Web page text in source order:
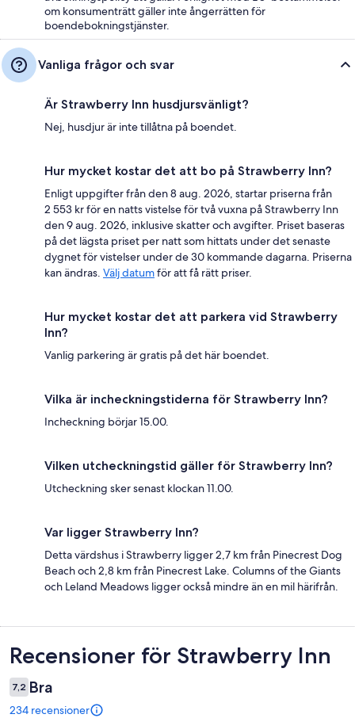
om konsumenträtt gäller inte ångerrätten för
boendebokningstjänster.
Vanliga frågor och svar
Är Strawberry Inn husdjursvänligt?
Nej, husdjur är inte tillåtna på boendet.
Hur mycket kostar det att bo på Strawberry Inn?
Enligt uppgifter från den 8 aug. 2026, startar priserna från
2 553 kr för en natts vistelse för två vuxna på Strawberry Inn
den 9 aug. 2026, inklusive skatter och avgifter. Priset baseras
på det lägsta priset per natt som hittats under det senaste
dygnet för vistelser under de 30 kommande dagarna. Priserna
kan ändras. Välj datumför att få rätt priser.
Hur mycket kostar det att parkera vid Strawberry
Inn?
Vanlig parkering är gratis på det här boendet.
Vilka är incheckningstiderna för Strawberry Inn?
Incheckning börjar 15.00.
Vilken utcheckningstid gäller för Strawberry Inn?
Utcheckning sker senast klockan 11.00.
Var ligger Strawberry Inn?
Detta värdshus i Strawberry ligger 2,7 km från Pinecrest Dog
Beach och 2,8 km från Pinecrest Lake. Columns of the Giants
och Leland Meadows ligger också mindre än en mil härifrån.
Recensioner
Recensioner för Strawberry Inn
7,2 Bra
234 recensioner